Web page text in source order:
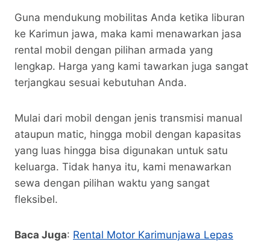
Guna mendukung mobilitas Anda ketika liburan
ke Karimun jawa, maka kami menawarkan jasa
rental mobil dengan pilihan armada yang
lengkap. Harga yang kami tawarkan juga sangat
terjangkau sesuai kebutuhan Anda.
Mulai dari mobil dengan jenis transmisi manual
ataupun matic, hingga mobil dengan kapasitas
yang luas hingga bisa digunakan untuk satu
keluarga. Tidak hanya itu, kami menawarkan
sewa dengan pilihan waktu yang sangat
fleksibel.
Baca Juga: Rental Motor Karimunjawa Lepas